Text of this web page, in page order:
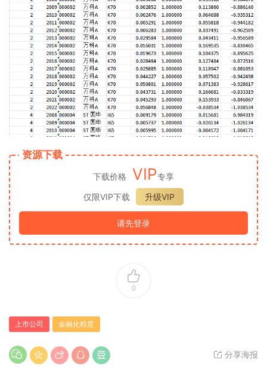
资源下载
下载价格 VIP专享
仅限VIP下载
升级VIP
请先登录
0
上市公司 金融化程度
分享海报